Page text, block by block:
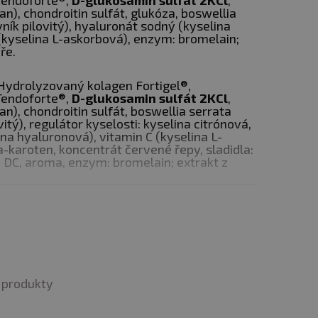
i metabolické
zaměřením na
vybrané
formy
peptidy s definovanou
tkání.
šlach a vazů.
chondroitin sulfát, glukóza, boswellia
pilovitý), hyaluronát sodný (kyselina
L-askorbová), enzym: bromelain;
kolagen Fortigel®,
D-glukosamin sulfát 2KCl,
chondroitin sulfát, boswellia serrata
regulátor kyselosti: kyselina citrónová,
hyaluronová), vitamin C (kyselina L-
karoten, koncentrát červené řepy, sladidla:
aroma, enzym: bromelain; extrakt z
bromelain; extrakt z kajenského pepře.